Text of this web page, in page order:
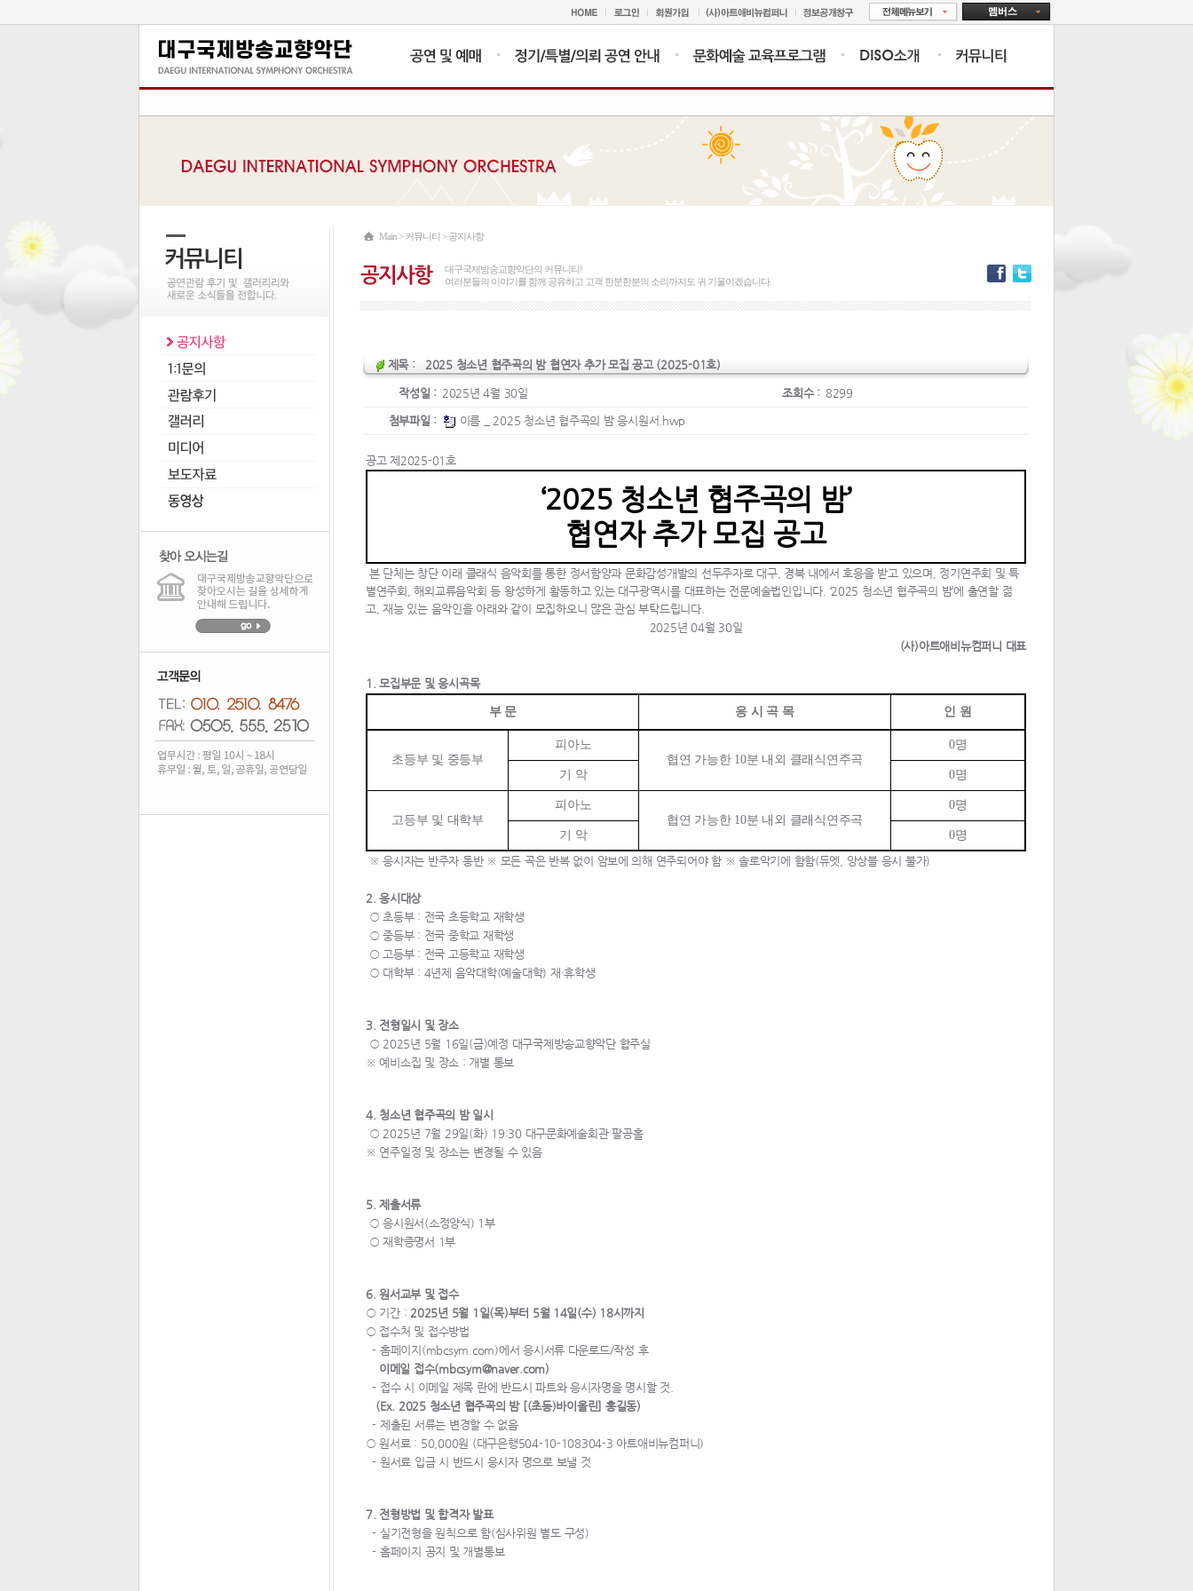
Main > 커뮤니티 > 공지사항
대구국제방송교향악단의 커뮤니티!
여러분들의 이야기를 함께 공유하고 고객 한분한분의 소리까지도 귀 기울이겠습니다.
제목 : 2025 청소년 협주곡의 밤 협연자 추가 모집 공고 (2025-01호)
작성일 : 2025년 4월 30일 조회수 : 8299
첨부파일 : 이름 _ 2025 청소년 협주곡의 밤 응시원서.hwp
공고 제 2025-01호
‘2025 청소년 협주곡의 밤’
협연자 추가 모집 공고
본 단체는 창단 이래 클래식 음악회를 통한 정서함양과 문화감성개발의 선두주자로 대구, 경북 내에서 호응을 받고 있으며
정기연주회 및 특
별연주회
,해외교류음악회 등 왕성하게 활동하고 있는 대구광역시를 대표하는 전문예술법인입니다 ‘2025 청소년 협주곡의 밤’에 출연할 젊
고,재능 있는 음악인을 아래와 같이 모집하오니 많은 관심 부탁드립니다.
2025년 04월 30일
(사)아트애비뉴컴퍼니 대표
1.모집부문 및 응시곡목
부 문 응 시 곡 목 인 원
초등부 및 중등부
피아노
협연 가능한 10분 내외 클래식연주곡
0명
기 악 0명
고등부 및 대학부
피아노
협연 가능한 10분 내외 클래식연주곡
0명
기 악 0명
※ 응시자는 반주자 동반 ※ 모든 곡은 반복 없이 암보에 의해 연주되어야 함 ※ 솔로악기에 함함(듀엣, 앙상블 응시 불가)
2. 응시대상
○ 초등부 : 전국 초등학교 재학생
○ 중등부 : 전국 중학교 재학생
○ 고등부 : 전국 고등학교 재학생
○ 대학부 : 4년제 음악대학(예술대학) 재·휴학생
3. 전형일시 및 장소
○ 2025년 5월 16일(금)예정 대구국제방송교향악단 합주실
※ 예비소집 및 장소 : 개별 통보
4. 청소년 협주곡의 밤 일시
○ 2025년 7월 29일(화) 19:30 대구문화예술회관 팔공홀
※ 연주일정 및 장소는 변경될 수 있음
5. 제출서류
○ 응시원서(소정양식) 1부
○ 재학증명서 1부
6. 원서교부 및 접수
○ 기간 : 2025년 5월 1일(목)부터 5월 14일(수) 18시까지
○ 접수처 및 접수방법
- 홈페이지(mbcsym.com)에서 응시서류 다운로드/작성 후
이메일 접수(mbcsym@naver.com)
- 접수 시 이메일 제목 란에 반드시 파트와 응시자명을 명시할 것.
(Ex. 2025 청소년 협주곡의 밤 [(초등)바이올린] 홍길동)
- 제출된 서류는 변경할 수 없음
○ 원서료 : 50,000원 (대구은행504-10-108304-3 아트애비뉴컴퍼니)
- 원서료 입금 시 반드시 응시자 명으로 보낼 것
7. 전형방법 및 합격자 발표
- 실기전형을 원칙으로 함(심사위원 별도 구성)
- 홈페이지 공지 및 개별통보